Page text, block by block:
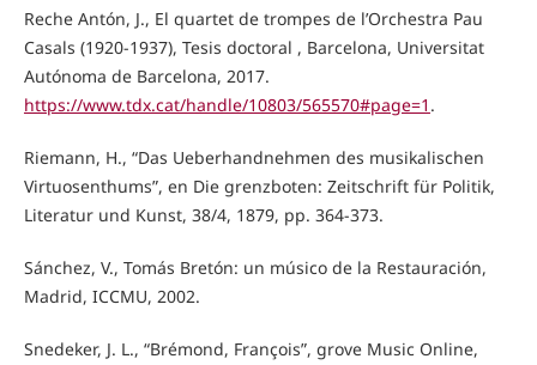
Reche Antón, J., El quartet de trompes de l’Orchestra Pau
Casals (1920-1937), Tesis doctoral , Barcelona, Universitat
Autónoma de Barcelona, 2017.
https://www.tdx.cat/handle/10803/565570#page=1 .
Riemann, H., “Das Ueberhandnehmen des musikalischen
Virtuosenthums”, en Die grenzboten: Zeitschrift für Politik,
Literatur und Kunst, 38/4, 1879, pp. 364-373.
Sánchez, V., Tomás Bretón: un músico de la Restauración,
Madrid, ICCMU, 2002.
Snedeker, J. L., “Brémond, François”, grove Music Online,